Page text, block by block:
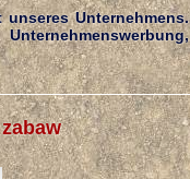
Unternehmens.